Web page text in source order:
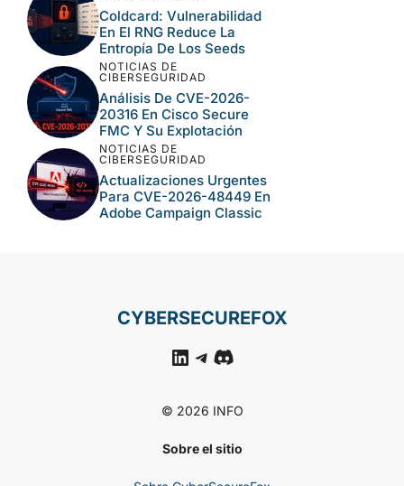
NOTICIAS DE
CIBERSEGURIDAD
Cómo Malware En
Windows Puede Abusar
De Passkeys De Chrome
NOTICIAS DE
CIBERSEGURIDAD
Coldcard: Vulnerabilidad
En El RNG Reduce La
Entropía De Los Seeds
NOTICIAS DE
CIBERSEGURIDAD
Análisis De CVE-2026-
20316 En Cisco Secure
En Adobe Campaign
CYBERSECUREFOX
LinkedIn
Telegram
Discord